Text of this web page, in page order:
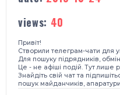
views: 40
Привіт!
Створили телеграм-чати для
Для пошуку підрядників,
Це - не афіші подій. Тут лише
Знайдіть свій чат та
пошук майданчиків,